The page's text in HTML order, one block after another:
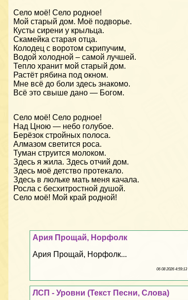
Село моё! Село родное!
Мой старый дом. Моё подворье.
Кусты сирени у крыльца.
Скамейка старая отца.
Колодец с воротом скрипучим,
Водой холодной – самой лучшей.
Тепло хранит мой старый дом.
Растёт рябина под окном.
Мне всё до боли здесь знакомо.
Всё это свыше дано — Богом.
Село моё! Село родное!
Над Цною — небо голубое.
Берёзок стройных полоса.
Алмазом светится роса.
Туман струится молоком.
Здесь я жила. Здесь отчий дом.
Здесь моё детство протекало.
Здесь в люльке мать меня качала.
Росла с бесхитростной душой.
Село моё! Мой край родной!
Ария Прощай, Норфолк
Ария Прощай, Норфолк...
06 08 2026 4:59:13
ЛСП - Уровни (Текст Песни, Слова)